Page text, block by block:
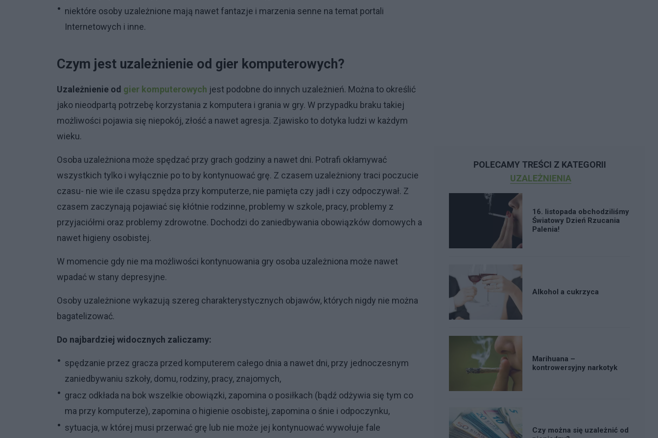
niektóre osoby uzależnione mają nawet fantazje i marzenia senne na temat portali
Internetowych i inne.
Czym jest uzależnienie od gier komputerowych?
Uzależnienie od gier komputerowych jest podobne do innych uzależnień. Można to określić
jako nieodpartą potrzebę korzystania z komputera i grania w gry. W przypadku braku takiej
możliwości pojawia się niepokój, złość a nawet agresja. Zjawisko to dotyka ludzi w każdym
wieku.
Osoba uzależniona może spędzać przy grach godziny a nawet dni. Potrafi okłamywać
wszystkich tylko i wyłącznie po to by kontynuować grę. Z czasem uzależniony traci poczucie
czasu- nie wie ile czasu spędza przy komputerze, nie pamięta czy jadł i czy odpoczywał. Z
czasem zaczynają pojawiać się kłótnie rodzinne, problemy w szkole, pracy, problemy z
przyjaciółmi oraz problemy zdrowotne. Dochodzi do zaniedbywania obowiązków domowych a
nawet higieny osobistej.
W momencie gdy nie ma możliwości kontynuowania gry osoba uzależniona może nawet
wpadać w stany depresyjne.
Osoby uzależnione wykazują szereg charakterystycznych objawów, których nigdy nie można
bagatelizować.
Do najbardziej widocznych zaliczamy:
spędzanie przez gracza przed komputerem całego dnia a nawet dni, przy jednoczesnym
zaniedbywaniu szkoły, domu, rodziny, pracy, znajomych,
gracz odkłada na bok wszelkie obowiązki, zapomina o posiłkach (bądź odżywia się tym co
ma przy komputerze), zapomina o higienie osobistej, zapomina o śnie i odpoczynku,
sytuacja, w której musi przerwać grę lub nie może jej kontynuować wywołuje fale
POLECAMY TREŚCI Z KATEGORII
UZALEŻNIENIA
16. listopada obchodziliśmy
Światowy Dzień Rzucania
Palenia!
Alkohol a cukrzyca
Marihuana –
kontrowersyjny narkotyk
Czy można się uzależnić od